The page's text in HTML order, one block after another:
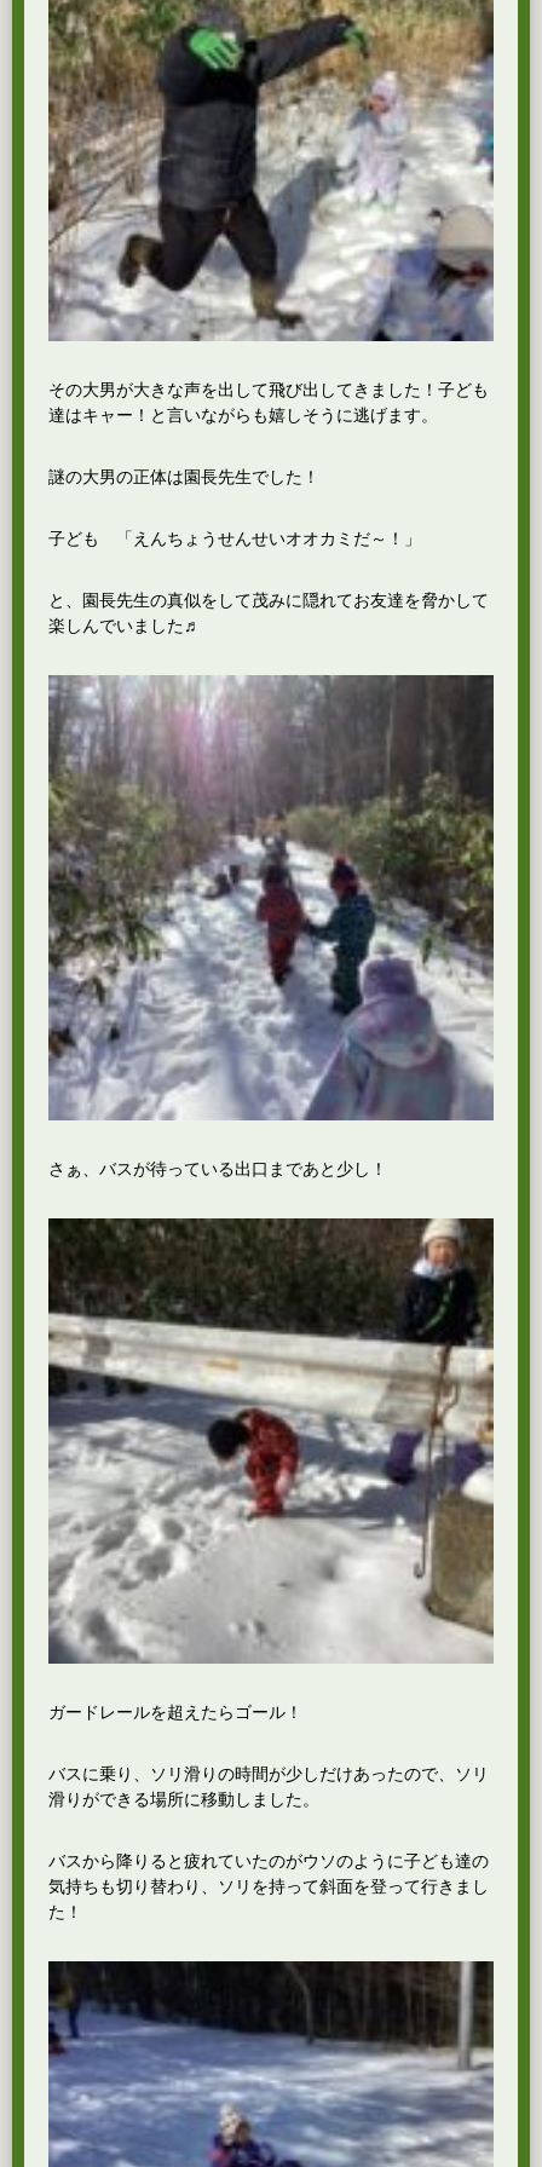
その大男が大きな声を出して飛び出してきました！子ども
達はキャー！と言いながらも嬉しそうに逃げます。
謎の大男の正体は園長先生でした！
子ども 「えんちょうせんせいオオカミだ～！」
と、園長先生の真似をして茂みに隠れてお友達を脅かして
楽しんでいました♬
さぁ、バスが待っている出口まであと少し！
ガードレールを超えたらゴール！
バスに乗り、ソリ滑りの時間が少しだけあったので、ソリ
滑りができる場所に移動しました。
バスから降りると疲れていたのがウソのように子ども達の
気持ちも切り替わり、ソリを持って斜面を登って行きまし
た！